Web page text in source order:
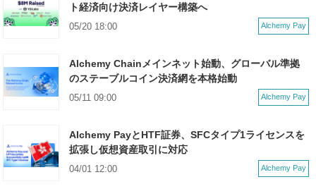
ト経済向け決済レイヤー構築へ
Alchemy Pay
05/20 18:00
Alchemy Chainメインネット始動、グローバル準拠
のステーブルコイン決済網を本格始動
Alchemy Pay
05/11 09:00
Alchemy PayとHTF証券、SFCタイプ1ライセンスを
拡張し仮想資産取引に対応
Alchemy Pay
04/01 12:00